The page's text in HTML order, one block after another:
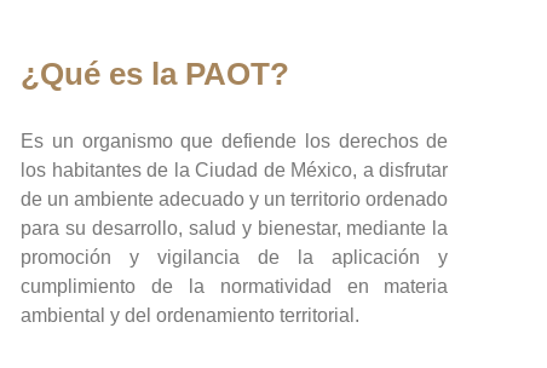
¿Qué es la PAOT?
Es un organismo que defiende los derechos de
los habitantes de la Ciudad de México, a disfrutar
de un ambiente adecuado y un territorio ordenado
para su desarrollo, salud y bienestar, mediante la
promoción y vigilancia de la aplicación y
cumplimiento de la normatividad en materia
ambiental y del ordenamiento territorial.